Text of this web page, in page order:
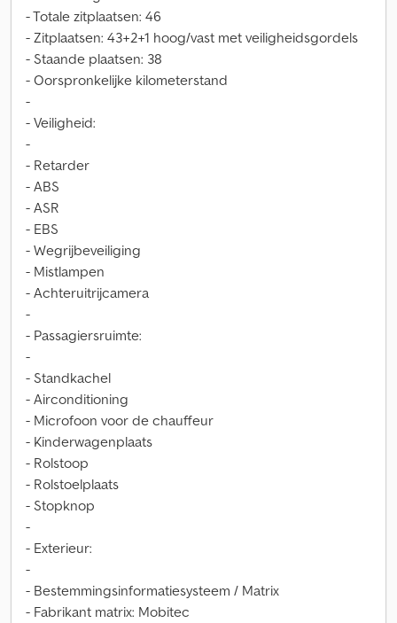
- Totale zitplaatsen: 46
- Zitplaatsen: 43+2+1 hoog/vast met veiligheidsgordels
- Staande plaatsen: 38
- Oorspronkelijke kilometerstand
-
- Veiligheid:
-
- Retarder
- ABS
- ASR
- EBS
- Wegrijbeveiliging
- Mistlampen
- Achteruitrijcamera
-
- Passagiersruimte:
-
- Standkachel
- Airconditioning
- Microfoon voor de chauffeur
- Kinderwagenplaats
- Rolstoop
- Rolstoelplaats
- Stopknop
-
- Exterieur:
-
- Bestemmingsinformatiesysteem / Matrix
- Fabrikant matrix: Mobitec